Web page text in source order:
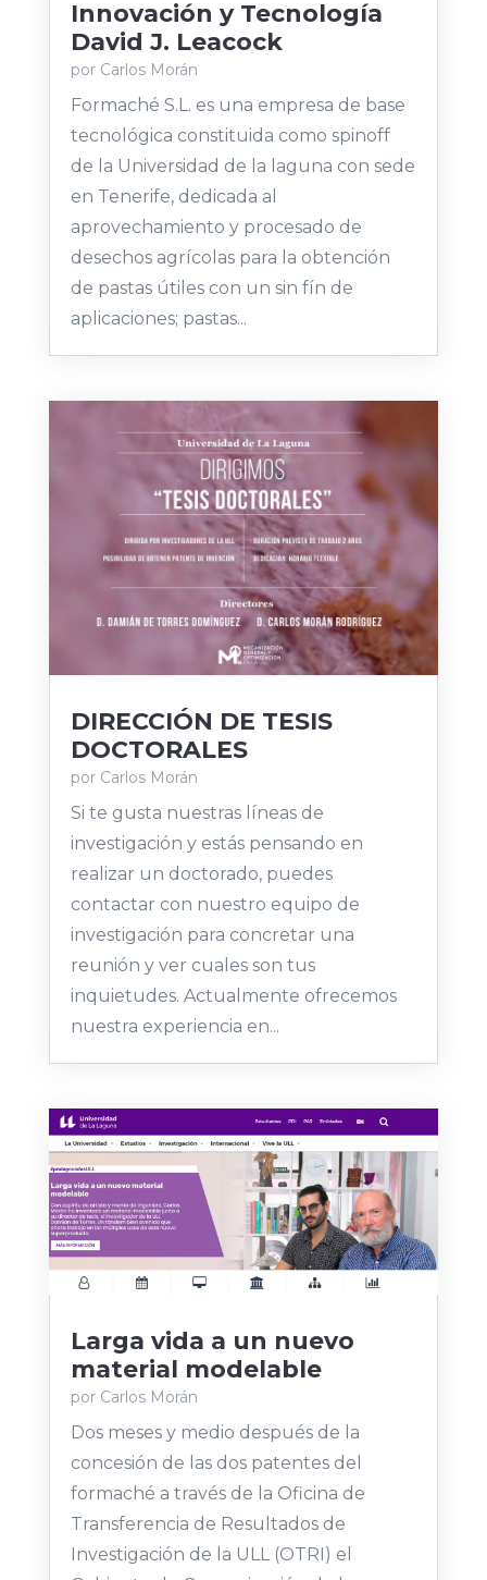
Innovación y Tecnología
David J. Leacock
por Carlos Morán
Formaché S.L. es una empresa de base
tecnológica constituida como spinoff
de la Universidad de la laguna con sede
en Tenerife, dedicada al
aprovechamiento y procesado de
desechos agrícolas para la obtención
de pastas útiles con un sin fín de
aplicaciones; pastas...
DIRECCIÓN DE TESIS
DOCTORALES
por Carlos Morán
Si te gusta nuestras líneas de
investigación y estás pensando en
realizar un doctorado, puedes
contactar con nuestro equipo de
investigación para concretar una
reunión y ver cuales son tus
inquietudes. Actualmente ofrecemos
nuestra experiencia en...
Larga vida a un nuevo
material modelable
por Carlos Morán
Dos meses y medio después de la
concesión de las dos patentes del
formaché a través de la Oficina de
Transferencia de Resultados de
Investigación de la ULL (OTRI) el